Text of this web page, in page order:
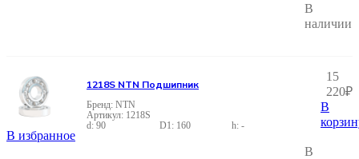
В
наличии
В избранное
1218S
90
160 -
NTN
1218S NTN Подшипник
15
220₽
В
В